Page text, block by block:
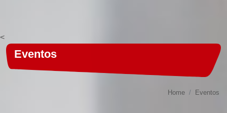
<
Eventos
Home Eventos